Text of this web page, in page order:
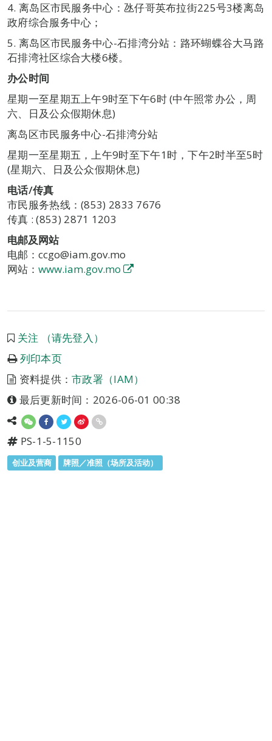
4. 离岛区市民服务中心：氹仔哥英布拉街225号3楼离岛
政府综合服务中心；
5. 离岛区市民服务中心-石排湾分站：路环蝴蝶谷大马路
石排湾社区综合大楼6楼。
办公时间
星期一至星期五上午9时至下午6时 (中午照常办公，周
六、日及公众假期休息)
离岛区市民服务中心-石排湾分站
星期一至星期五，上午9时至下午1时，下午2时半至5时
(星期六、日及公众假期休息)
电话/传真
市民服务热线：(853) 2833 7676
传真 : (853) 2871 1203
电邮及网站
电邮：ccgo@iam.gov.mo
网站： www.iam.gov.mo
关注 （请先登入）
列印本页
资料提供：市政署（IAM）
最后更新时间：2026-06-01 00:38
PS-1-5-1150
创业及营商 牌照／准照（场所及活动）